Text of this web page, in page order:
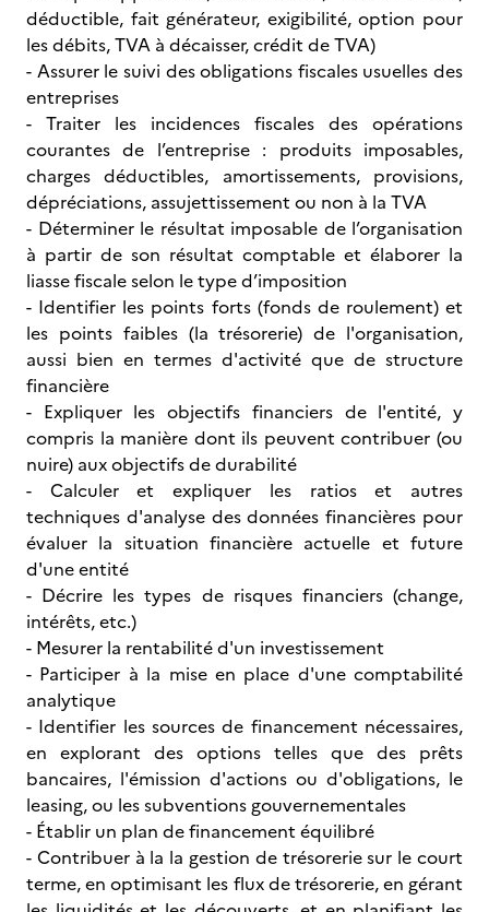
déductible, fait générateur, exigibilité, option pour
les débits, TVA à décaisser, crédit de TVA)
- Assurer le suivi des obligations fiscales usuelles des
entreprises
- Traiter les incidences fiscales des opérations
courantes de l’entreprise : produits imposables,
charges déductibles, amortissements, provisions,
dépréciations, assujettissement ou non à la TVA
- Déterminer le résultat imposable de l’organisation
à partir de son résultat comptable et élaborer la
liasse fiscale selon le type d’imposition
- Identifier les points forts (fonds de roulement) et
les points faibles (la trésorerie) de l'organisation,
aussi bien en termes d'activité que de structure
financière
- Expliquer les objectifs financiers de l'entité, y
compris la manière dont ils peuvent contribuer (ou
nuire) aux objectifs de durabilité
- Calculer et expliquer les ratios et autres
techniques d'analyse des données financières pour
évaluer la situation financière actuelle et future
d'une entité
- Décrire les types de risques financiers (change,
intérêts, etc.)
- Mesurer la rentabilité d'un investissement
- Participer à la mise en place d'une comptabilité
analytique
- Identifier les sources de financement nécessaires,
en explorant des options telles que des prêts
bancaires, l'émission d'actions ou d'obligations, le
leasing, ou les subventions gouvernementales
- Établir un plan de financement équilibré
- Contribuer à la la gestion de trésorerie sur le court
terme, en optimisant les flux de trésorerie, en gérant